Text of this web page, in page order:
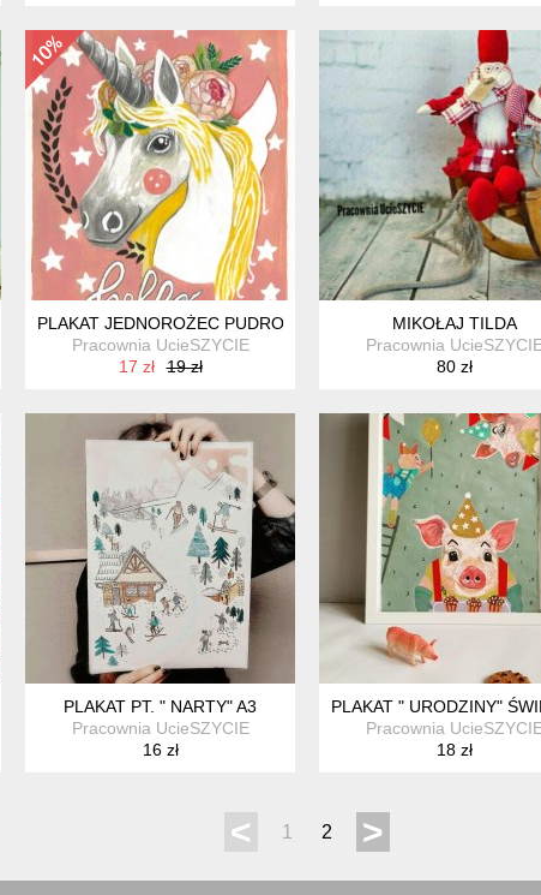
A4PLAKAT JEDNOROŻEC PUDROWY RÓŻ A3
Pracownia UcieSZYCIE
17 zł
19 zł
MIKOŁAJ TILDA
Pracownia
80 zł
PLAKAT PT. " NARTY" A3
Pracownia UcieSZYCIE
16 zł
PLAKAT " URODZINY"
Pracownia
18 zł
< 1 2 >